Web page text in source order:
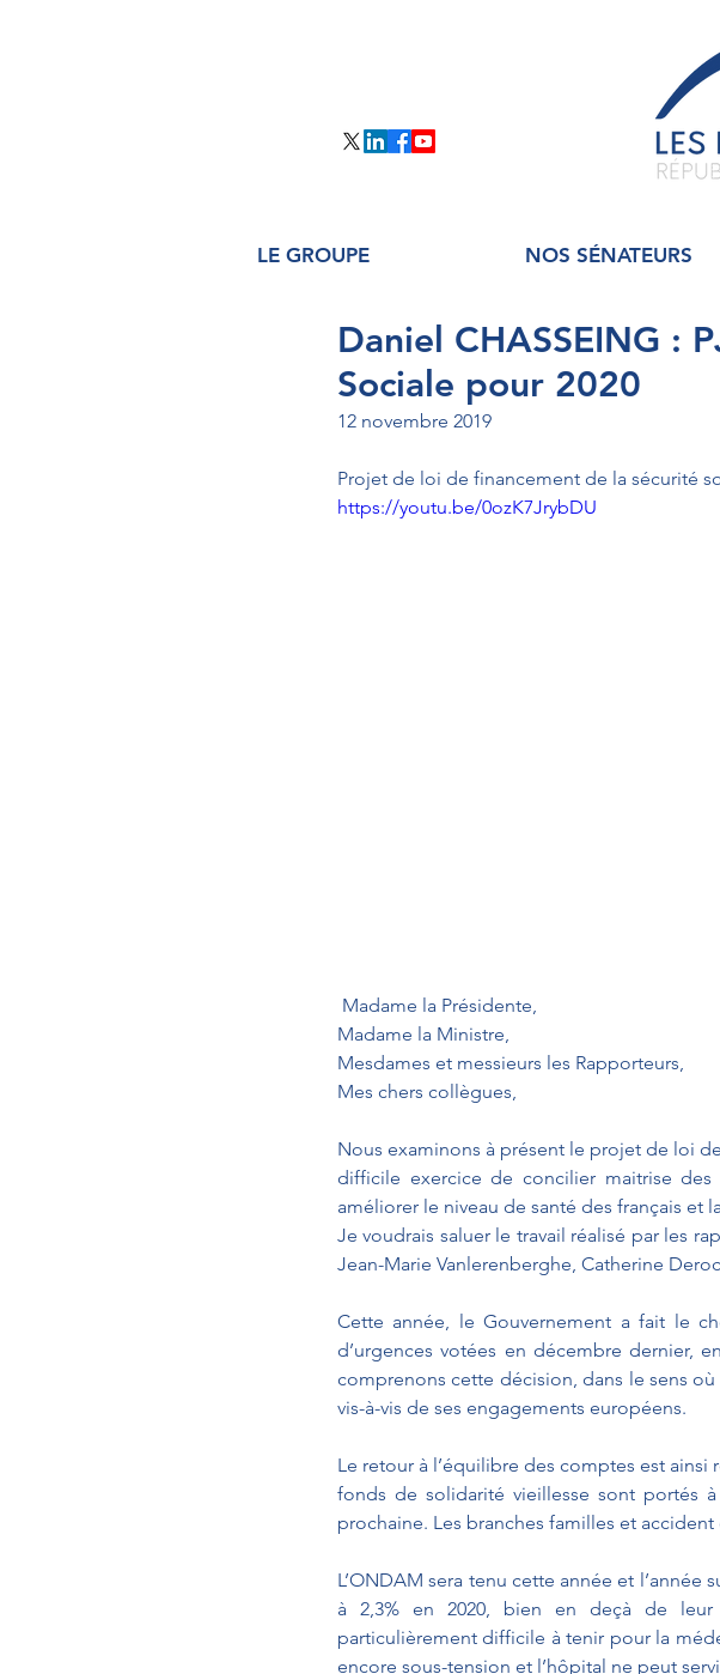
LE GROUPE NOS SÉNATEURS
Daniel CHASSEING :
Sociale pour 2020
12 novembre 2019
Projet de loi de financement de la sécurité
https://youtu.be/0ozK7JrybDU
Madame la Présidente,
Madame la Ministre,
Mesdames et messieurs les Rapporteurs,
Mes chers collègues,
Nous examinons à présent le projet de loi
difficile exercice de concilier maitrise
améliorer le niveau de santé des français et
Je voudrais saluer le travail réalisé par les
Jean-Marie Vanlerenberghe, Catherine
Cette année, le Gouvernement a fait le
d’urgences votées en décembre dernier,
comprenons cette décision, dans le sens
vis-à-vis de ses engagements européens.
Le retour à l’équilibre des comptes est
fonds de solidarité vieillesse sont portés
prochaine. Les branches familles et
L’ONDAM sera tenu cette année et
à 2,3% en 2020, bien en deçà de leur
particulièrement difficile à tenir pour la
encore sous-tension et l’hôpital ne peut